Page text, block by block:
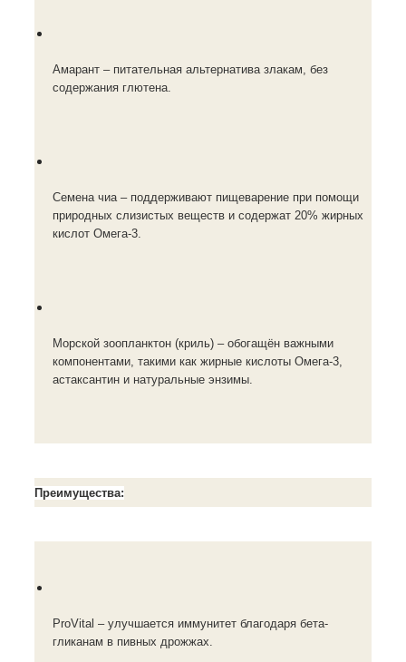
Амарант – питательная альтернатива злакам, без
содержания глютена.
Семена чиа – поддерживают пищеварение при помощи
природных слизистых веществ и содержат 20% жирных
кислот Омега-3.
Морской зоопланктон (криль) – обогащён важными
компонентами, такими как жирные кислоты Омега-3,
астаксантин и натуральные энзимы.
Преимущества:
ProVital – улучшается иммунитет благодаря бета-
гликанам в пивных дрожжах.